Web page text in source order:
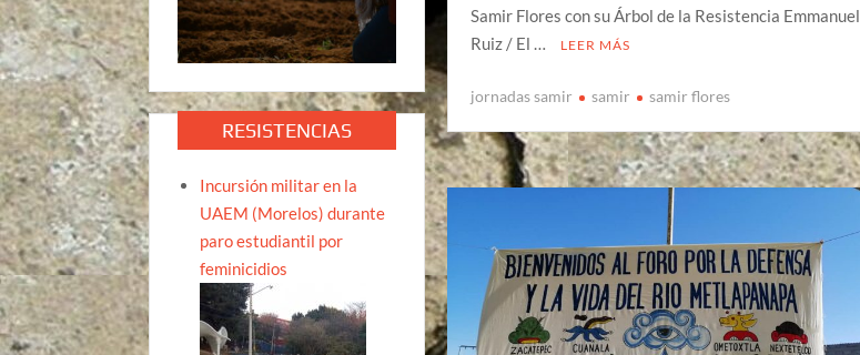
Samir Flores con su Árbol de la Resistencia Emmanuel
Ruiz / El …
LEER MÁS
jornadas samir samir samir flores
RESISTENCIAS
Incursión militar en la
UAEM (Morelos) durante
paro estudiantil por
feminicidios